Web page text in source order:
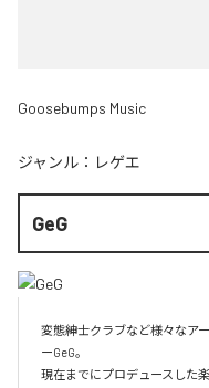
Goosebumps Music
ジャンル： レゲエ
GeG
変態紳士クラブなど様々なア
ーGeG。
現在までにプロデュースした